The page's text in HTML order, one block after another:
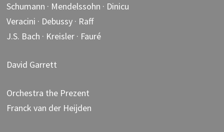
Schumann · Mendelssohn · Dinicu
Veracini · Debussy · Raff
J.S. Bach · Kreisler · Fauré
David Garrett
Orchestra the Prezent
Franck van der Heijden